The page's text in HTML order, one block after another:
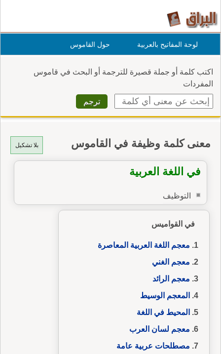
لوحة المفاتيح بالعربية حول القاموس
اكتب كلمة أو جملة قصيرة للترجمة أو البحث في قاموس
المفردات
بلا تشكيل معنى كلمة وظيفة في القاموس
في اللغة العربية
التوظيف
في القواميس
معجم اللغة العربية المعاصرة
معجم الغني
معجم الرائد
المعجم الوسيط
المحيط في اللغة
معجم لسان العرب
مصطلحات عربية عامة